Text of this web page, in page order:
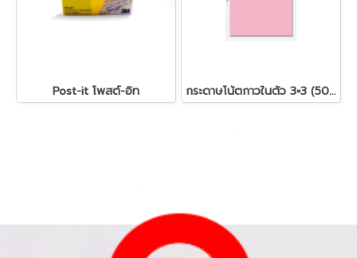
Post-it โพสต์-อิท กระดาษโน้ตกาวในตัว 3×3 (50 แผ่น)